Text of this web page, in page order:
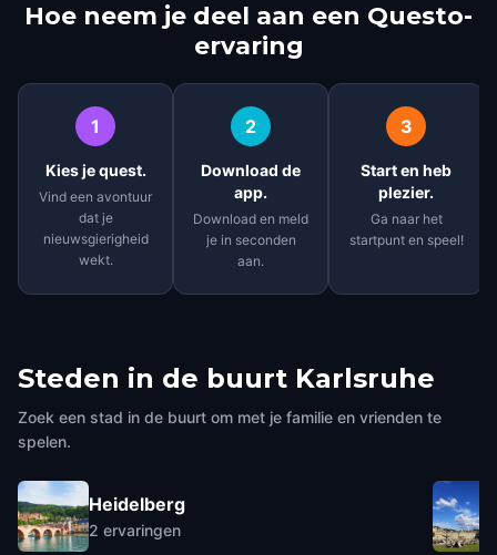
Hoe neem je deel aan een Questo-
ervaring
1
Kies je quest.
Vind een avontuur
dat je
nieuwsgierigheid
wekt.
2
Download de
app.
Download en meld
je in seconden
aan.
3
Start en heb
plezier.
Ga naar het
startpunt en speel!
Steden in de buurt Karlsruhe
Zoek een stad in de buurt om met je familie en vrienden te
spelen.
Heidelberg
2 ervaringen